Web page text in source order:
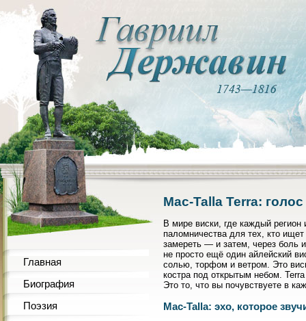
Главная
Биография
Поэзия
Mac-Talla Terra:
В мире виски, где каждый
паломничества для тех, кто
замереть — и затем, через боль
не просто ещё один айлейский
солью, торфом и ветром. Это
костра под открытым небом.
Это то, что вы почувствуете в
Mac-Talla: эхо, которое